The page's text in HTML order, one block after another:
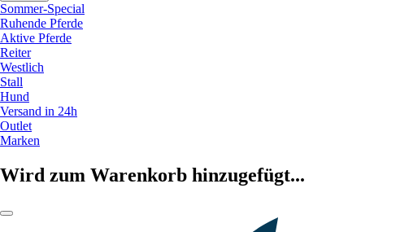
Sommer-Special
Ruhende Pferde
Aktive Pferde
Reiter
Westlich
Stall
Hund
Versand in 24h
Outlet
Marken
Wird zum Warenkorb hinzugefügt...